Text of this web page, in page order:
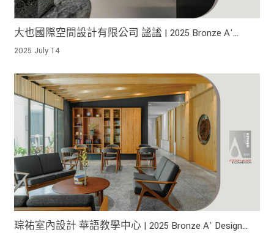
大也國際空間設計有限公司 謐謐 | 2025 Bronze A'
Design Award 榮獲銅獎!
2025 July 14
琮祐室內設計 華語教學中心 | 2025 Bronze A' Design